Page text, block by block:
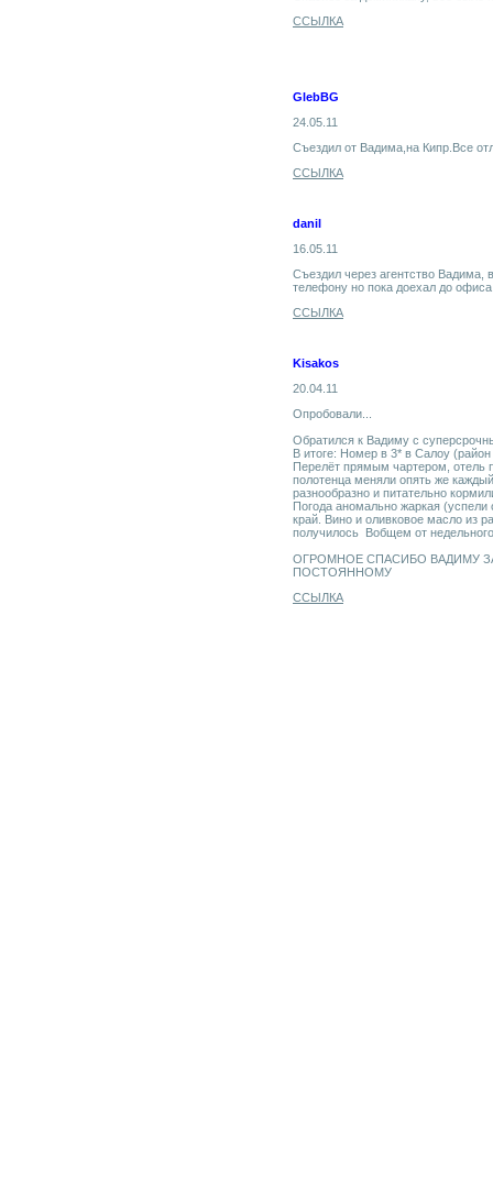
ССЫЛКА
GlebBG
24.05.11
Съездил от Вадима,на Кипр.Все
ССЫЛКА
danil
16.05.11
Съездил через агентство Вадима,
телефону но пока доехал до
ССЫЛКА
Kisakos
20.04.11
Опробовали...
Обратился к Вадиму с
В итоге: Номер в 3* в Салоу
Перелёт прямым чартером, отель
полотенца меняли опять же
разнообразно и питательно
Погода аномально жаркая (успели
край. Вино и оливковое масло из
получилось Вобщем от
ОГРОМНОЕ СПАСИБО ВАДИМУ
ПОСТОЯННОМУ
ССЫЛКА